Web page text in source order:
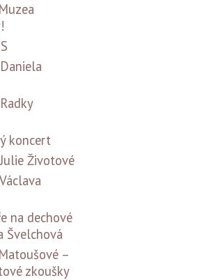
koncert
Životové
na dechové
Švelchová
–
zkoušky